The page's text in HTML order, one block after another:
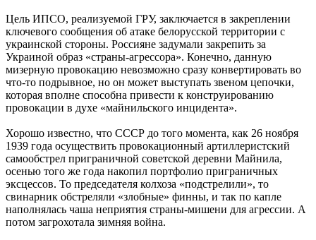
Цель ИПСО, реализуемой ГРУ, заключается в закреплении
ключевого сообщения об атаке белорусской территории с
украинской стороны. Россияне задумали закрепить за
Украиной образ «страны-агрессора». Конечно, данную
мизерную провокацию невозможно сразу конвертировать во
что-то подрывное, но он может выступать звеном цепочки,
которая вполне способна привести к конструированию
провокации в духе «майнильского инцидента».
Хорошо известно, что СССР до того момента, как 26 ноября
1939 года осуществить провокационный артиллеристский
самообстрел приграничной советской деревни Майнила,
осенью того же года накопил портфолио приграничных
эксцессов. То председателя колхоза «подстрелили», то
свинарник обстреляли «злобные» финны, и так по капле
наполнялась чаша неприятия страны-мишени для агрессии. А
потом загрохотала зимняя война.